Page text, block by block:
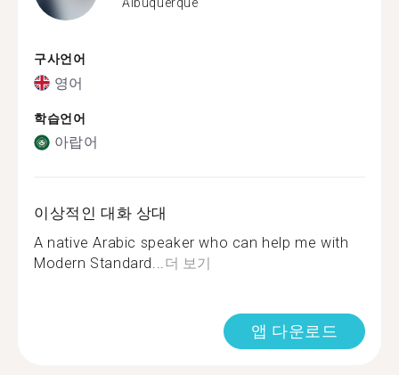
구사언어
영어
학습언어
아랍어
이상적인 대화 상대
A native Arabic speaker who can help me with
Modern Standard...더 보기
앱 다운로드